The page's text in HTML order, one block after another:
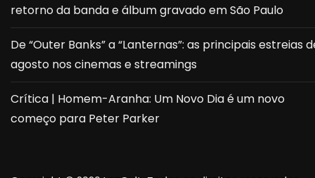
retorno da banda e álbum gravado em São Paulo
De “Outer Banks” a “Lanternas”: as principais estreias
agosto nos cinemas e streamings
Crítica | Homem-Aranha: Um Novo Dia é um novo
começo para Peter Parker